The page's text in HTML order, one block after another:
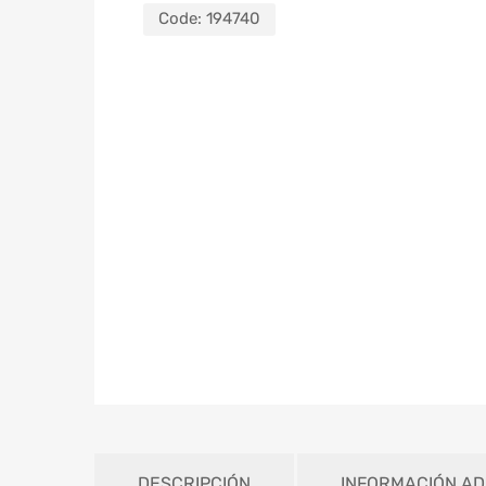
Code: 194740